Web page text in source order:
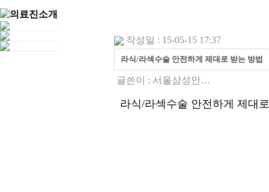
작성일 : 15-05-15 17:37
라식/라섹수술 안전하게 제대로 받는 방법
글쓴이 : 서울삼성안…
라식/라섹수술 안전하게 제대